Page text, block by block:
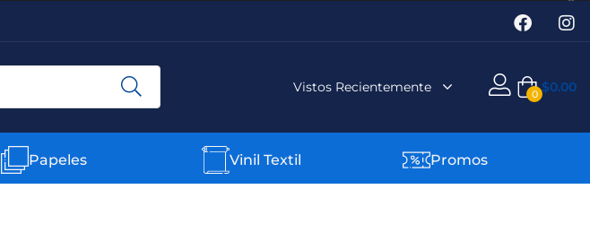
Vistos Recientemente 0 $0.00
Papeles Vinil Textil Promos